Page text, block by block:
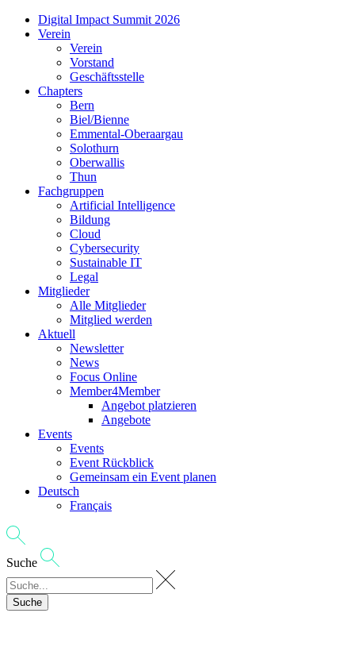
Digital Impact Summit 2026
Verein
Verein
Vorstand
Geschäftsstelle
Chapters
Bern
Biel/Bienne
Emmental-Oberaargau
Solothurn
Oberwallis
Thun
Fachgruppen
Artificial Intelligence
Bildung
Cloud
Cybersecurity
Sustainable IT
Legal
Mitglieder
Alle Mitglieder
Mitglied werden
Aktuell
Newsletter
News
Focus Online
Member4Member
Angebot platzieren
Angebote
Events
Events
Event Rückblick
Gemeinsam ein Event planen
Deutsch
Français
Suche
Suche